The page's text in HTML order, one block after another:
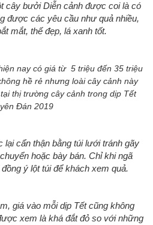
cây bưởi Diễn cảnh được coi là có
được các yêu cầu như quả nhiều,
mắt, thế đẹp, lá xanh tốt.
nay có giá từ 5 triệu đến 35 triệu
hề rẻ nhưng loài cây cảnh này
thị trường cây cảnh trong dịp Tết
Đán 2019
cẩn thận bằng túi lưới tránh gãy
hoặc bày bán. Chỉ khi ngã
ý lột túi để khách xem quả.
giá vào mỗi dịp Tết cũng không
xem là khá đắt đỏ so với những